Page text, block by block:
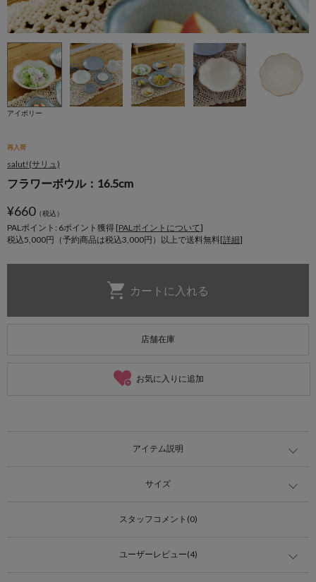
アイボリー
再入荷
salut!(サリュ)
フラワーボウル：16.5cm
¥660（税込）
PALポイント: 6ポイント獲得 [PALポイントについて]
税込5,000円（予約商品は税込3,000円）以上で送料無料[詳細]
店舗在庫
お気に入りに追加
アイテム説明
サイズ
スタッフコメント(0)
ユーザーレビュー(4)